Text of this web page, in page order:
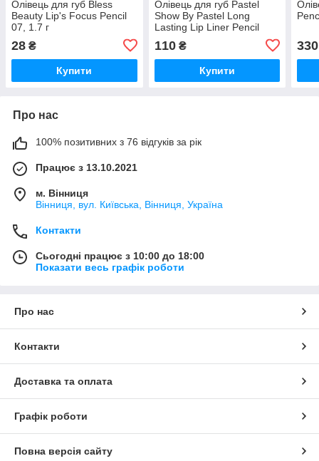
Олівець для губ Bless
Beauty Lip's Focus Pencil
07, 1.7 г
28 ₴
Купити
Олівець для губ Pastel
Show By Pastel Long
Lasting Lip Liner Pencil
110₴
Купити
330
Про нас
100% позитивних з 76 відгуків за рік
Працює з 13.10.2021
м. Вінниця
Вінниця, вул. Київська, Вінниця, Україна
Контакти
Сьогодні працює з 10:00 до 18:00
Показати весь графік роботи
Про нас
Контакти
Доставка та оплата
Графік роботи
Повна версія сайту